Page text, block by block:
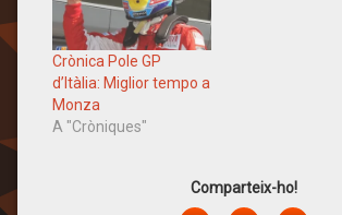
Crònica Pole GP
d’Itàlia: Miglior tempo a
Monza
A "Cròniques"
Comparteix-ho!